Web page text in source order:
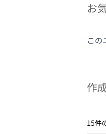
お
この
作
15件